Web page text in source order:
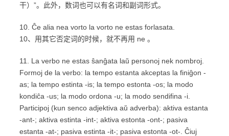
干）”。此外，数词也可以有名词和副词形式。
10. Ĉe alia nea vorto la vorto ne estas forlasata.
10、用其它否定词的时候，就不再用 ne 。
11. La verbo ne estas ŝanĝata laŭ personoj nek nombroj.
Formoj de la verbo: la tempo estanta akceptas la finiĝon -
as; la tempo estinta -is; la tempo estonta -os; la modo
kondiĉa -us; la modo ordona -u; la modo sendifina -i.
Participoj (kun senco adjektiva aŭ adverba): aktiva estanta
-ant-; aktiva estinta -int-; aktiva estonta -ont-; pasiva
estanta -at-; pasiva estinta -it-; pasiva estonta -ot-. Ĉiuj